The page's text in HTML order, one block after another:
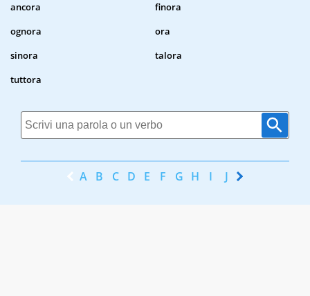
ancora
finora
ognora
ora
sinora
talora
tuttora
A B C D E F G H I J K